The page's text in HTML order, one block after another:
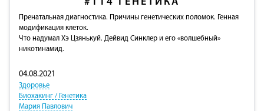
Пренатальная диагностика. Причины генетических поломок. Генная
модификация клеток.
Что надумал Хэ Цзянькуй. Дейвид Синклер и его «волшебный»
никотинамид.
04.08.2021
Здоровье
Биохакинг / Генетика
Мария Павлович